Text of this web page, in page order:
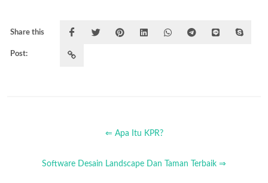
Share this
Post:
⇐ Apa Itu KPR?
Software Desain Landscape Dan Taman Terbaik ⇒